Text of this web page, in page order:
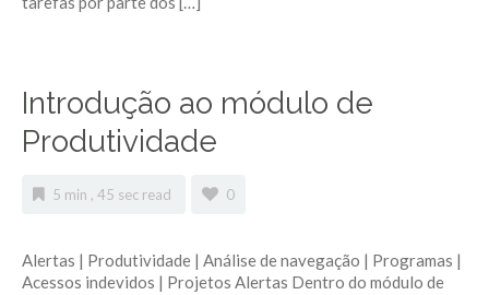
Introdução ao módulo de
Produtividade
5 min , 45 sec read 0
Alertas | Produtividade | Análise de navegação | Programas |
Acessos indevidos | Projetos Alertas Dentro do módulo de